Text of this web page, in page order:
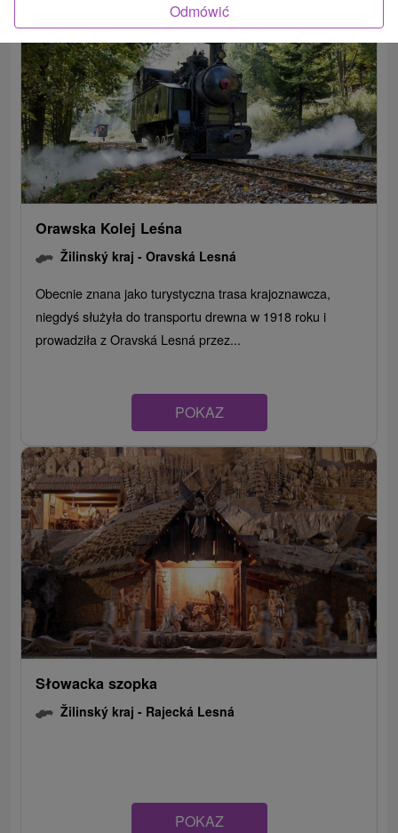
Orawska Kolej Leśna
Žilinský kraj -Oravská Lesná
Obecnie znana jako turystyczna trasa krajoznawcza,
niegdyś służyła do transportu drewna w 1918 roku i
prowadziła z Oravská Lesná przez...
POKAZ
Słowacka szopka
Žilinský kraj - Rajecká Lesná
POKAZ
Odmówić